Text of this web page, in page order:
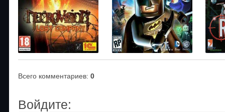
Всего комментариев: 0
Войдите: